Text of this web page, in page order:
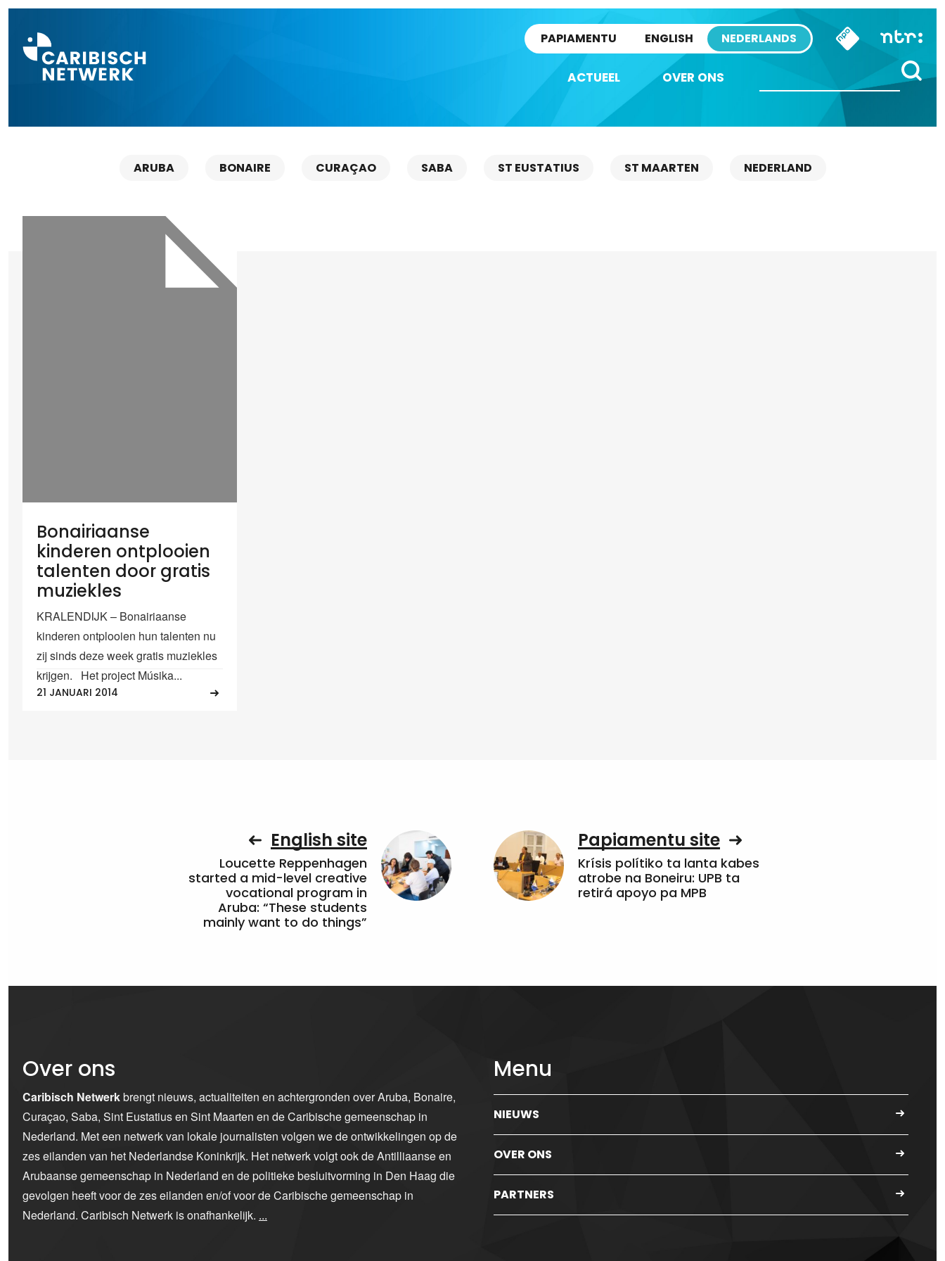
PAPIAMENTU ENGLISH NEDERLANDS
ACTUEEL OVER ONS
ARUBA BONAIRE CURAÇAO SABA ST EUSTATIUS ST MAARTEN NEDERLAND
Bonairiaanse
kinderen ontplooien
talenten door gratis
muziekles
KRALENDIJK – Bonairiaanse
kinderen ontplooien hun talenten nu
zij sinds deze week gratis muziekles
krijgen. Het project Músika...
21 JANUARI 2014
English site
Loucette Reppenhagen
started a mid-level creative
vocational program in
Aruba: “These students
mainly want to do things”
Papiamentu site
Krísis polítiko ta lanta kabes
atrobe na Boneiru: UPB ta
retirá apoyo pa MPB
Over ons
Caribisch Netwerkbrengt nieuws, actualiteiten en achtergronden over Aruba, Bonaire,
Curaçao, Saba, Sint Eustatius en Sint Maarten en de Caribische gemeenschap in
Nederland. Met een netwerk van lokale journalisten volgen we de ontwikkelingen op de
zes eilanden van het Nederlandse Koninkrijk. Het netwerk volgt ook de Antilliaanse en
Arubaanse gemeenschap in Nederland en de politieke besluitvorming in Den Haag die
gevolgen heeft voor de zes eilanden en/of voor de Caribische gemeenschap in
Nederland. Caribisch Netwerk is onafhankelijk. ...
Menu
NIEUWS
OVER ONS
PARTNERS